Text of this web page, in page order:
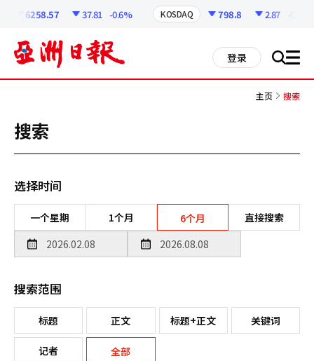
6258.57 37.81 -0.6% KOSDAQ 798.8 2.87 -0.36%
登录 搜 all
主页 搜索
搜索
选择时间
一个星期 1个月 6个月 直接搜索
搜索范围
标题 正文 标题+正文 关键词
记者 全部